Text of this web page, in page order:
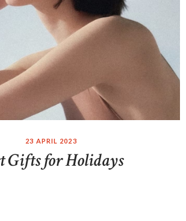
23 APRIL 2023
Gifts for Holidays